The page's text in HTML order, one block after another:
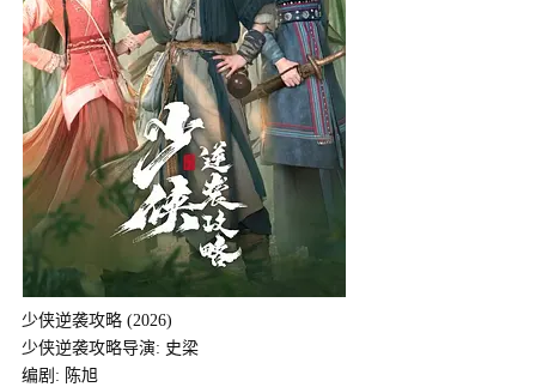
少侠逆袭攻略 (2026)
少侠逆袭攻略导演: 史梁
编剧: 陈旭